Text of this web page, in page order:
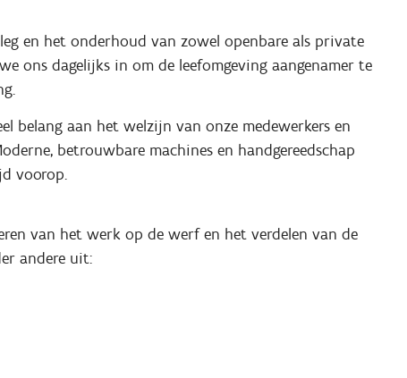
en het onderhoud van zowel openbare als private
ons dagelijks in om de leefomgeving aangenamer te
belang aan het welzijn van onze medewerkers en
betrouwbare machines en handgereedschap
voorop.
van het werk op de werf en het verdelen van de
andere uit: